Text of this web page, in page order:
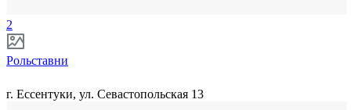
2
Рольставни
г. Ессентуки, ул. Севастопольская 13